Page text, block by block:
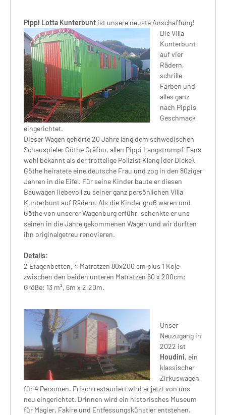
Pippi Lotta Kunterbunt ist unsere neuste Anschaffung!
Die Villa
Kunterbunt
auf vier
Rädern,
schrille
Farben und
alles ganz
nach Pippis
Geschmack
eingerichtet.
Dieser Wagen gehörte 20 Jahre lang dem schwedischen
Schauspieler Göthe Gräfbo, allen Pippi Langstrumpf-Fans
wohl bekannt als der trottelige Polizist Klang (der Dicke).
Göthe heiratete eine deutsche Frau und zog in den 80ziger
Jahren in die Eifel. Für seine Kinder baute er diesen
Bauwagen liebevoll zu seiner ganz persönlichen Villa
Kunterbunt auf Rädern. Als die Kinder groß waren und
Göthe von unserer Wagenburg erführ, schenkte er uns
seinen in die Jahre gekommenen Wagen und wir durften
ihn originalgetreu renovieren.
Details:
2 Etagenbetten, 4 Matratzen 80x200 cm plus 1 Koje
zwischen den beiden unteren Matratzen 60 x 200cm;
Größe: 13 m², 6m x 2,20m.
Unser
Neuzugang in
2022 ist
Houdini, ein
klassischer
Zirkuswagen
für 4 Personen. Frisch restauriert wird er jetzt von uns
neu eingerichtet. Drinnen wird ein historisches Museum
für Magier, Fakire und Entfessungskünstler entstehen.